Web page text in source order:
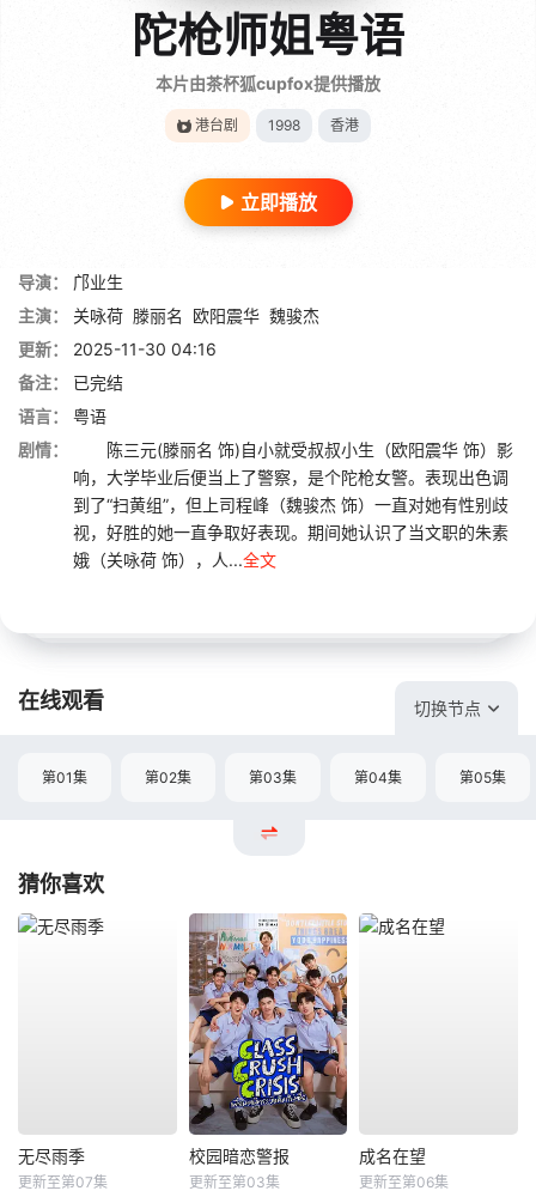
陀枪师姐粤语
本片由茶杯狐cupfox提供播放
港台剧 1998 香港
立即播放
导演：
邝业生
主演：
关咏荷 滕丽名 欧阳震华 魏骏杰
更新：
2025-11-30 04:16
备注：
已完结
语言：
粤语
剧情：
陈三元(滕丽名 饰)自小就受叔叔小生（欧阳震华 饰）影
响，大学毕业后便当上了警察，是个陀枪女警。表现出色调
到了“扫黄组”，但上司程峰（魏骏杰 饰）一直对她有性别歧
视，好胜的她一直争取好表现。期间她认识了当文职的朱素
娥（关咏荷 饰），人...全文
在线观看 切换节点
第01集 第02集 第03集 第04集 第05集
猜你喜欢
无尽雨季
更新至第07集
校园暗恋警报
更新至第03集
成名在望
更新至第06集